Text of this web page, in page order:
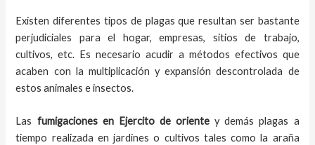
Existen diferentes tipos de plagas que resultan ser bastante
perjudiciales para el hogar, empresas, sitios de trabajo,
cultivos, etc. Es necesario acudir a métodos efectivos que
acaben con la multiplicación y expansión descontrolada de
estos animales e insectos.
Las fumigaciones en Ejercito de orientey demás plagas a
tiempo realizada en jardines o cultivos tales como la araña